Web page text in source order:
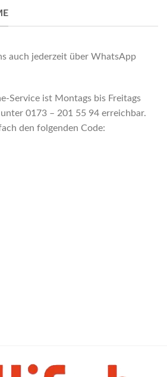
auch jederzeit über WhatsApp
Service ist Montags bis Freitags
0173 – 201 55 94 erreichbar.
den folgenden Code: